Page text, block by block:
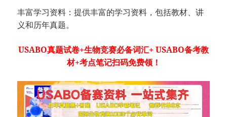
丰富学习资料：提供丰富的学习资料，包括教材、讲
义和历年真题。
USABO真题试卷+生物竞赛必备词汇+ USABO备考教
材+考点笔记扫码免费领！